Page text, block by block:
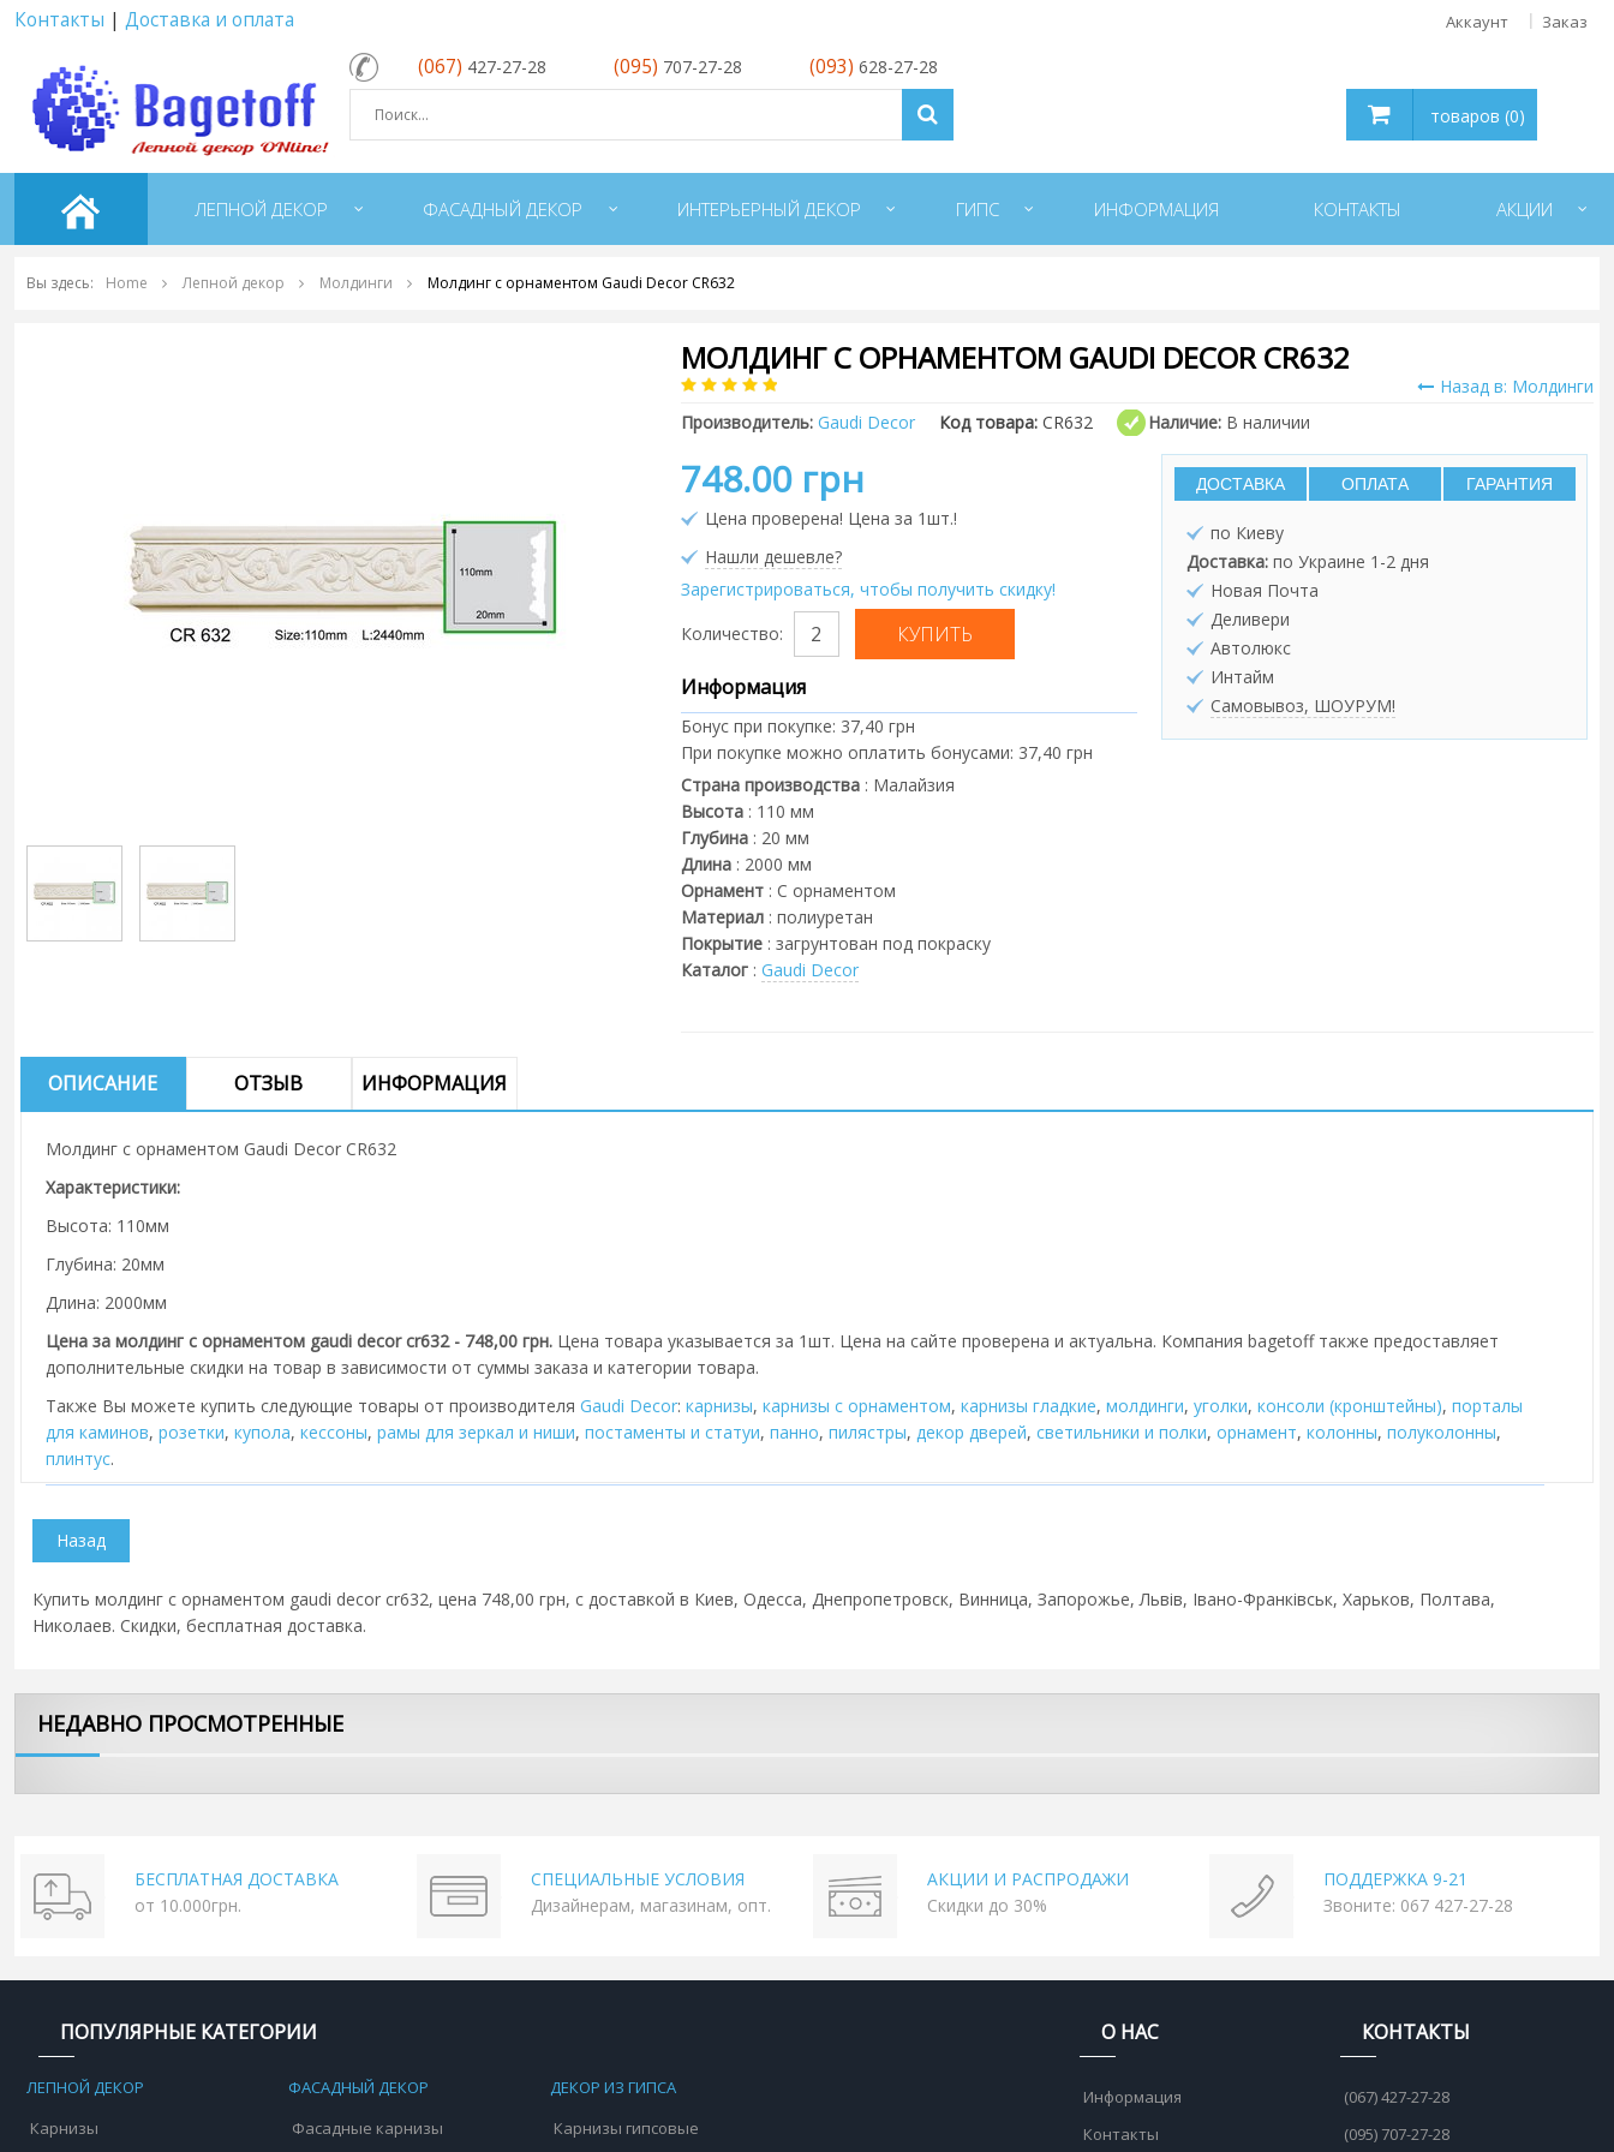
Контакты | Доставка и оплата Аккаунт Заказ
(067) 427-27-28 (095) 707-27-28 (093) 628-27-28
товаров (0)
ЛЕПНОЙ ДЕКОР ФАСАДНЫЙ ДЕКОР ИНТЕРЬЕРНЫЙ ДЕКОР ГИПС ИНФОРМАЦИЯ КОНТАКТЫ АКЦИИ
Вы здесь: Home Лепной декор Молдинги Молдинг с орнаментом Gaudi Decor CR632
МОЛДИНГ С ОРНАМЕНТОМ GAUDI DECOR CR632
Назад в: Молдинги
Производитель: Gaudi Decor Код товара: CR632 Наличие: В наличии
748.00 грн
Цена проверена! Цена за 1шт.!
Нашли дешевле?
Зарегистрироваться, чтобы получить скидку!
Количество:
Информация
Бонус при покупке: 37,40 грн
При покупке можно оплатить бонусами: 37,40 грн
Страна производства: Малайзия
Высота: 110 мм
Глубина: 20 мм
Длина: 2000 мм
Орнамент: С орнаментом
Материал: полиуретан
Покрытие: загрунтован под покраску
Каталог: Gaudi Decor
ДОСТАВКА ОПЛАТА ГАРАНТИЯ
по Киеву
Доставка: по Украине 1-2 дня
Новая Почта
Деливери
Автолюкс
Интайм
Самовывоз, ШОУРУМ!
ОПИСАНИЕ ОТЗЫВ ИНФОРМАЦИЯ
Молдинг с орнаментом Gaudi Decor CR632
Характеристики:
Высота: 110мм
Глубина: 20мм
Длина: 2000мм
Цена за молдинг с орнаментом gaudi decor cr632 - 748,00 грн. Цена товара указывается за 1шт. Цена на сайте проверена и актуальна. Компания bagetoff также предоставляет
дополнительные скидки на товар в зависимости от суммы заказа и категории товара.
Также Вы можете купить следующие товары от производителя Gaudi Decor: карнизы, карнизы с орнаментом, карнизы гладкие, молдинги, уголки, консоли (кронштейны), порталы
для каминов, розетки, купола, кессоны, рамы для зеркал и ниши, постаменты и статуи, панно, пилястры, декор дверей, cветильники и полки, орнамент, колонны, полуколонны,
плинтус.
Купить молдинг с орнаментом gaudi decor cr632, цена 748,00 грн, с доставкой в Киев, Одесса, Днепропетровск, Винница, Запорожье, Львів, Івано-Франківськ, Харьков, Полтава,
Николаев. Скидки, бесплатная доставка.
НЕДАВНО ПРОСМОТРЕННЫЕ
БЕСПЛАТНАЯ ДОСТАВКА
от 10.000грн.
СПЕЦИАЛЬНЫЕ УСЛОВИЯ
Дизайнерам, магазинам, опт.
АКЦИИ И РАСПРОДАЖИ
Скидки до 30%
ПОДДЕРЖКА 9-21
Звоните: 067 427-27-28
ПОПУЛЯРНЫЕ КАТЕГОРИИ
ЛЕПНОЙ ДЕКОР
Карнизы
ФАСАДНЫЙ ДЕКОР
Фасадные карнизы
ДЕКОР ИЗ ГИПСА
Карнизы гипсовые
О НАС
Информация
Контакты
КОНТАКТЫ
(067) 427-27-28
(095) 707-27-28